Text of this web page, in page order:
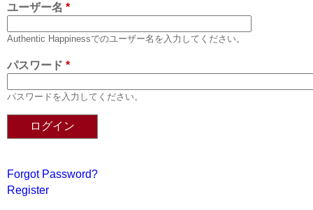
に
移
ユーザー名 *
Authentic Happinessでのユーザー名を入力してください。
パスワード *
パスワードを入力してください。
Forgot Password?
Register